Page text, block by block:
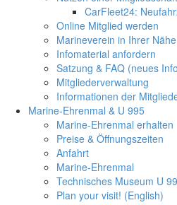
CarFleet24:
Online Mitglied werden
Marineverein in Ihrer Nähe
Infomaterial anfordern
Satzung & FAQ (neues
Mitgliederverwaltung
Informationen der
Marine-Ehrenmal & U 995
Marine-Ehrenmal erhalten
Preise & Öffnungszeiten
Anfahrt
Marine-Ehrenmal
Technisches Museum U
Plan your visit! (English)